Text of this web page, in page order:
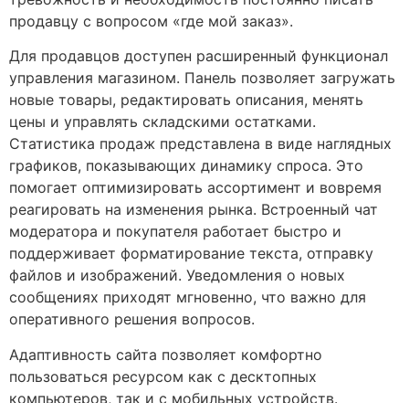
продавцу с вопросом «где мой заказ».
Для продавцов доступен расширенный функционал
управления магазином. Панель позволяет загружать
новые товары, редактировать описания, менять
цены и управлять складскими остатками.
Статистика продаж представлена в виде наглядных
графиков, показывающих динамику спроса. Это
помогает оптимизировать ассортимент и вовремя
реагировать на изменения рынка. Встроенный чат
модератора и покупателя работает быстро и
поддерживает форматирование текста, отправку
файлов и изображений. Уведомления о новых
сообщениях приходят мгновенно, что важно для
оперативного решения вопросов.
Адаптивность сайта позволяет комфортно
пользоваться ресурсом как с десктопных
компьютеров, так и с мобильных устройств.